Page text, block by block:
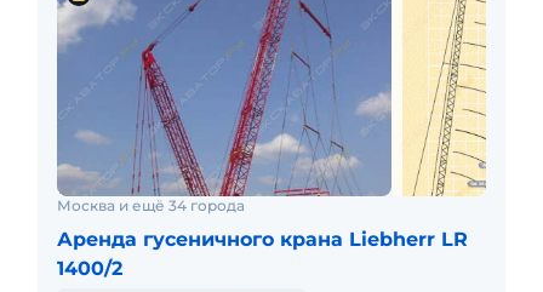
Москва и ещё 34 города
Аренда гусеничного крана Liebherr LR
1400/2